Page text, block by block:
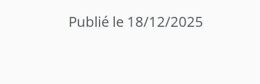
Publié le 18/12/2025